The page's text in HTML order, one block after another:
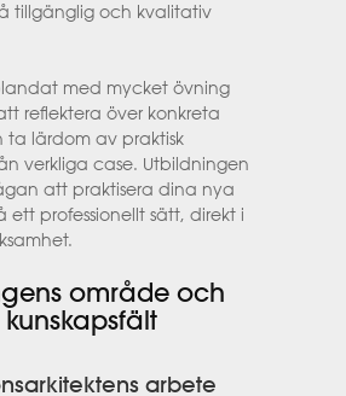
tillgänglig och kvalitativ
med mycket övning
reflektera över konkreta
ta lärdom av praktisk
verkliga case. Utbildningen
att praktisera dina nya
ett professionellt sätt, direkt i
område och
arbete